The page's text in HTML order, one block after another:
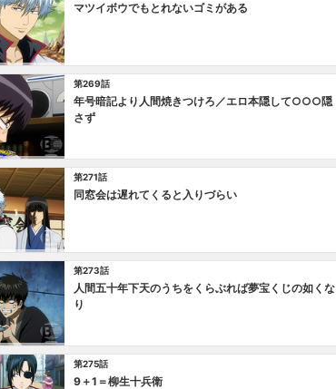
マツイボウでもとれないゴミがある
第269話
年号暗記より人間焼きつけろ／エロ本隠して○○○隠
さず
第271話
同窓会は遅れてくると入りづらい
第273話
人間五十年下天のうちをくらぶれば夢宝くじの如くな
り
第275話
9＋1＝柳生十兵衛